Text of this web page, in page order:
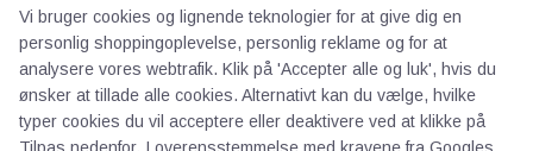
AOT
Vi bruger cookies og lignende teknologier for at give dig en
personlig shoppingoplevelse, personlig reklame og for at
analysere vores webtrafik. Klik på 'Accepter alle og luk', hvis du
ønsker at tillade alle cookies. Alternativt kan du vælge, hvilke
typer cookies du vil acceptere eller deaktivere ved at klikke på
Tilpas nedenfor. I overensstemmelse med kravene fra Googles